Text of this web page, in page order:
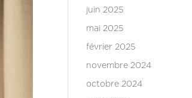
juin 2025
mai 2025
février 2025
novembre 2024
octobre 2024